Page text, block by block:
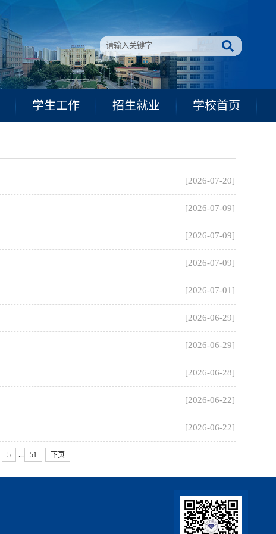
学生工作 招生就业 学校首页
[2026-07-20]
[2026-07-09]
[2026-07-09]
[2026-07-09]
[2026-07-01]
[2026-06-29]
[2026-06-29]
[2026-06-28]
[2026-06-22]
[2026-06-22]
5 51 下页